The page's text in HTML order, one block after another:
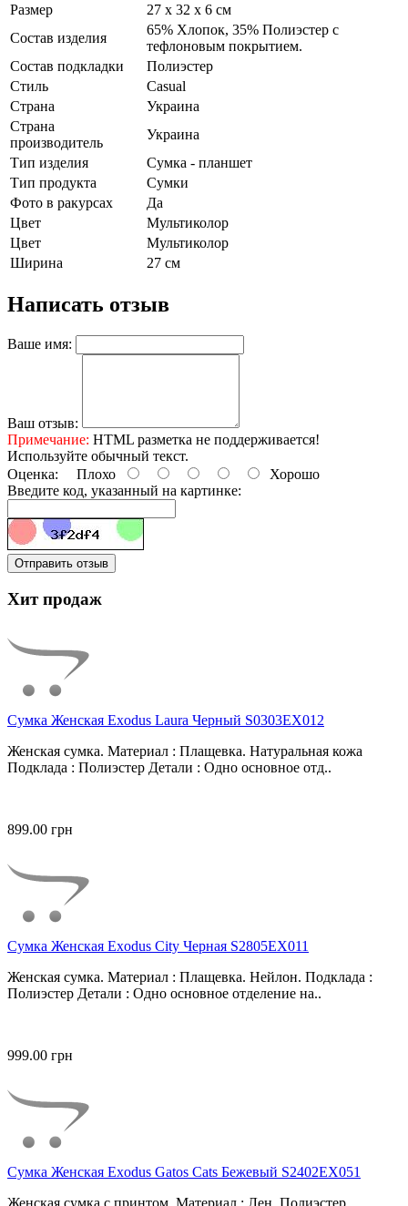
Размер
27 х 32 х 6 см
Состав изделия
65% Хлопок, 35% Полиэстер с
тефлоновым покрытием.
Состав подкладки
Полиэстер
Стиль
Casual
Страна
Украина
Страна
производитель
Украина
Тип изделия
Сумка - планшет
Тип продукта
Сумки
Фото в ракурсах
Да
Цвет
Мультиколор
Цвет
Мультиколор
Ширина
27 см
Написать отзыв
Ваше имя:
Ваш отзыв:
Примечание: HTML разметка не поддерживается!
Используйте обычный текст.
Оценка: Плохо
Хорошо
Введите код, указанный на картинке:
Отправить отзыв
Хит продаж
Сумка Женская Exodus Laura Черный S0303EX012
Женская сумка. Материал : Плащевка. Натуральная кожа
Подклада : Полиэстер Детали : Одно основное отд..
899.00 грн
Сумка Женская Exodus City Черная S2805EX011
Женская сумка. Материал : Плащевка. Нейлон. Подклада :
Полиэстер Детали : Одно основное отделение на..
999.00 грн
Сумка Женская Exodus Gatos Cats Бежевый S2402EX051